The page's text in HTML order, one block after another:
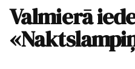
Valmierā